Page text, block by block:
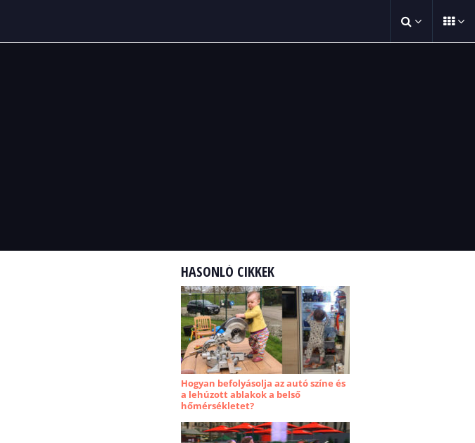
HASONLÓ CIKKEK
Hogyan befolyásolja az autó színe és
a lehúzott ablakok a belső
hőmérsékletet?